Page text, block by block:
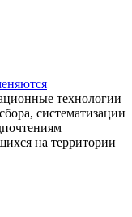
технологии
систематизации
на территории